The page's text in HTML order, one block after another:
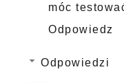
móc
Odpowiedz
Odpowiedzi